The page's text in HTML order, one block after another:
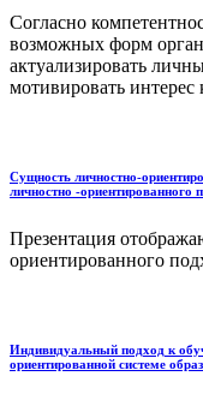
Согласно
возможных форм
актуализировать
мотивировать
Сущность личностно-
личностно -ориентированного
Презентация
ориентированного
Индивидуальный подход к
ориентированной системе